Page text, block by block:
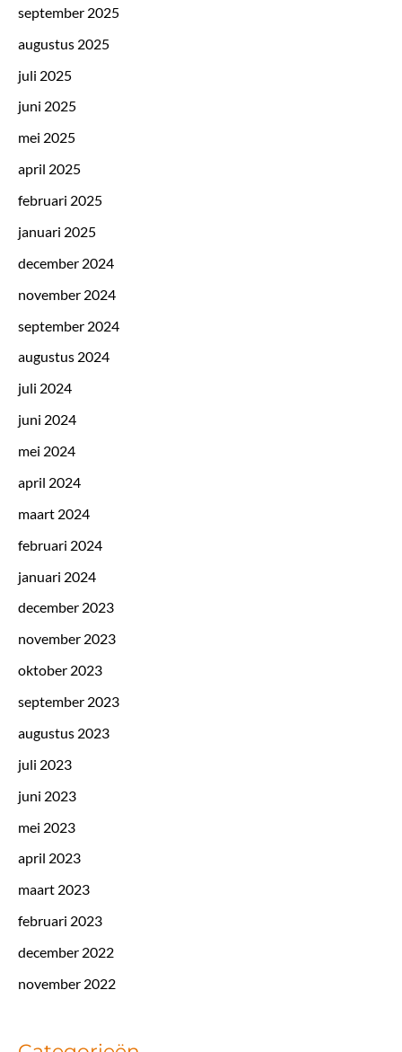
september 2025
augustus 2025
juli 2025
juni 2025
mei 2025
april 2025
februari 2025
januari 2025
december 2024
november 2024
september 2024
augustus 2024
juli 2024
juni 2024
mei 2024
april 2024
maart 2024
februari 2024
januari 2024
december 2023
november 2023
oktober 2023
september 2023
augustus 2023
juli 2023
juni 2023
mei 2023
april 2023
maart 2023
februari 2023
december 2022
november 2022